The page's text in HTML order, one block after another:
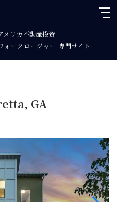
メリカ不動産投資
ォークロージャー 専門サイト
GA